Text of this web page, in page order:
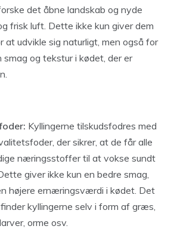
det åbne landskab og nyde
frisk luft. Dette ikke kun giver dem
at udvikle sig naturligt, men også for
smag og tekstur i kødet, der er
Kyllingerne tilskudsfodres med
der sikrer, at de får alle
næringsstoffer til at vokse sundt
giver ikke kun en bedre smag,
højere ernæringsværdi i kødet. Det
kyllingerne selv i form af græs,
orme osv.